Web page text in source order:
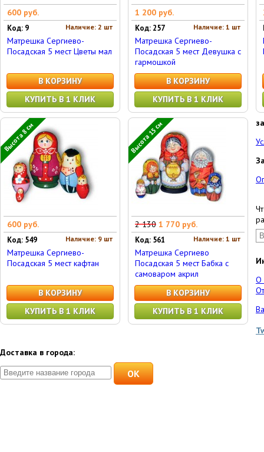
600 руб.
Наличие: 2 шт
Код: 9
Матрешка Сергиево-
Посадская 5 мест Цветы мал
В КОРЗИНУ
КУПИТЬ В 1 КЛИК
1 200 руб.
Наличие: 1 шт
Код: 257
Матрешка Сергиево-
Посадская 5 мест Девушка с
гармошкой
В КОРЗИНУ
КУПИТЬ В 1 КЛИК
Высота 8 см
600 руб.
Наличие: 9 шт
Код: 549
Матрешка Сергиево-
Посадская 5 мест кафтан
В КОРЗИНУ
КУПИТЬ В 1 КЛИК
Высота 15 см
2 130 1 770 руб.
Наличие: 1 шт
Код: 561
Матрешка Сергиево
Посадская 5 мест Бабка с
самоваром акрил
В КОРЗИНУ
КУПИТЬ В 1 КЛИК
О
Доставка в города:
OK